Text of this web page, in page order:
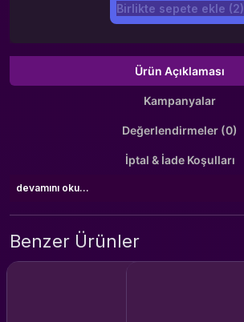
Birlikte sepete ekle (2)
Ürün Açıklaması
Kampanyalar
Değerlendirmeler (0)
İptal & İade Koşulları
devamını oku...
Benzer Ürünler